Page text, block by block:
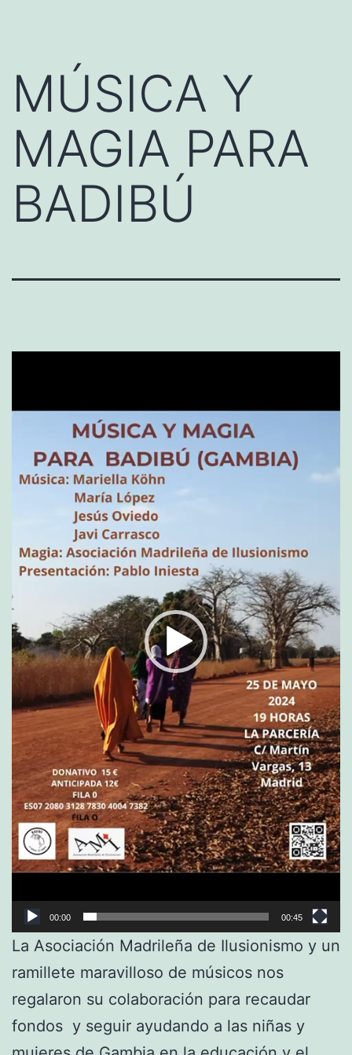
MÚSICA Y
MAGIA PARA
BADIBÚ
vídeo
00:00 00:45
La Asociación Madrileña de Ilusionismo y un
ramillete maravilloso de músicos nos
regalaron su colaboración para recaudar
fondos y seguir ayudando a las niñas y